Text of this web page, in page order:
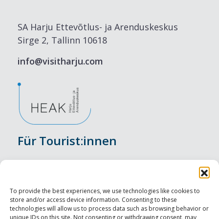
To provide the best experiences, we use technologies like cookies to
store and/or access device information. Consenting to these
technologies will allow us to process data such as browsing behavior or
unique IDs on this site. Not consenting or withdrawing consent, may
SA Harju Ettevõtlus- ja Arenduskeskus
Sirge 2, Tallinn 10618
info@visitharju.com
Für Tourist:innen
Unterkunft
Genusserlebnisse